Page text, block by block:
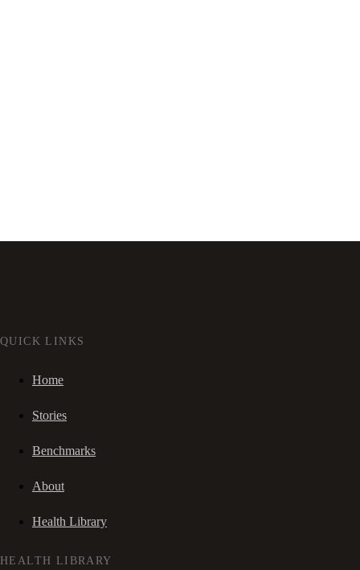
QUICK LINKS
Home
Stories
Benchmarks
About
Health Library
HEALTH LIBRARY